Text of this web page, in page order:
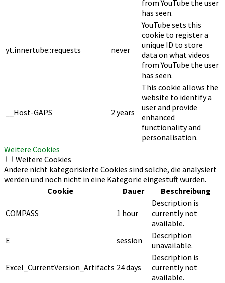
from YouTube the user
has seen.
yt.innertube::requests never
YouTube sets this
cookie to register a
unique ID to store
data on what videos
from YouTube the user
has seen.
__Host-GAPS 2 years
This cookie allows the
website to identify a
user and provide
enhanced
functionality and
personalisation.
Weitere Cookies
Weitere Cookies
Andere nicht kategorisierte Cookies sind solche, die analysiert
werden und noch nicht in eine Kategorie eingestuft wurden.
Cookie
Dauer Beschreibung
COMPASS 1 hour
Description is
currently not
available.
E
session
Description
unavailable.
Excel_CurrentVersion_Artifacts 24 days
Description is
currently not
available.